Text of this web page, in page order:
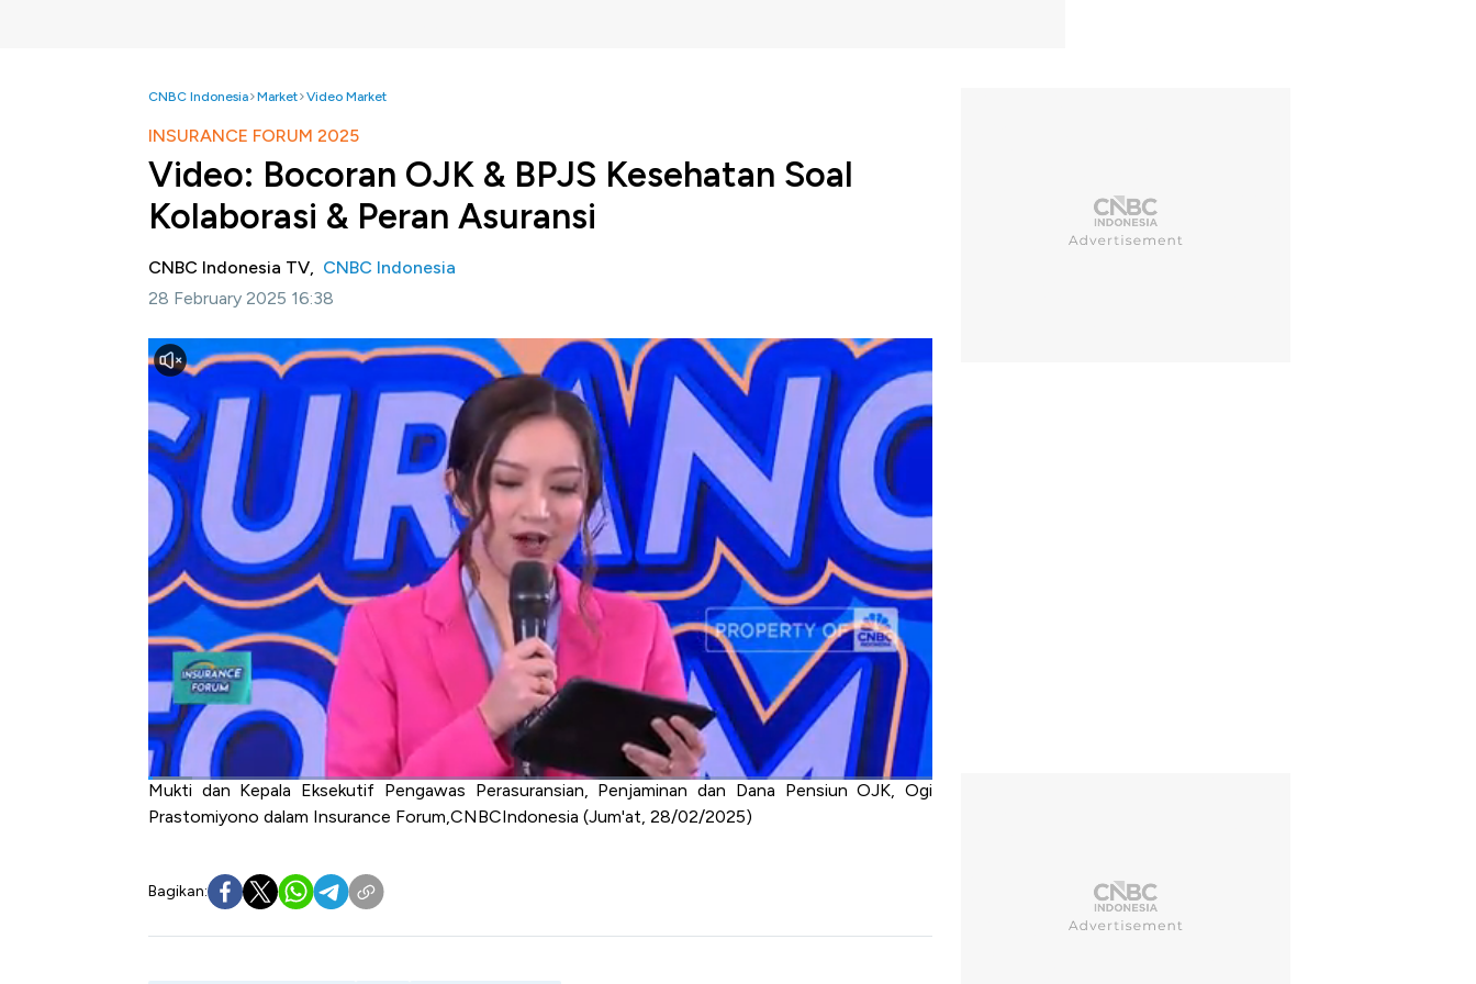
CNBC Indonesia Market Video Market
INSURANCE FORUM 2025
Video: Bocoran OJK & BPJS Kesehatan Soal
Kolaborasi & Peran Asuransi
CNBC Indonesia TV, CNBC Indonesia
28 February 2025 16:38
Jakarta, CNBC Indonesia-CNBC Indonesia Insurance Forum dengan tema "Over Utilisasi Bengkak,
Standar Kesehatan RI Jadi Sorotan" yang akan mengupas tuntas terkait standar pelayanan ideal
asuransi demi kesehatan nasional hingga harapan industri di tengah fenomena over utilisasi di
industri asuransi
Direktur Utama BPJS Kesehatan, Ali Ghufron Mukti dalam Insurance Forum 2025 menyebutkan
peningkatan kepercayaan masyarakat adalah tantangan dalam industri asuransi RI termasuk dalam
pengembangan BPJS Kesehatan.
Sementara Kepala Eksekutif Pengawas Perasuransian, Penjaminan dan Dana Pensiun OJK, Ogi
Prastomiyono menyebutkan pentingnya asuransi kesehatan dalam industri asuransi karena
mencakup kebutuhan penting masyarakat dalam memenuhi layanan pembiayaan kesehatan.
OJK mendorong peran BPJS Kesehatan sebagai badan penjamin sosial layanan kesehatan
masyarakat sekaligus kontribusi asuransi swasta untuk melengkapi cakupan layanan jaminan
kesehatan.
Selengkapnya simak dialog Syarifah Rahma dengan Direktur Utama BPJS Kesehatan, Ali Ghufron
Mukti dan Kepala Eksekutif Pengawas Perasuransian, Penjaminan dan Dana Pensiun OJK, Ogi
Prastomiyono dalam Insurance Forum,CNBCIndonesia (Jum'at, 28/02/2025)
Bagikan: